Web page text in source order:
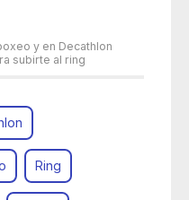
y en Decathlon
subirte al ring
Ring